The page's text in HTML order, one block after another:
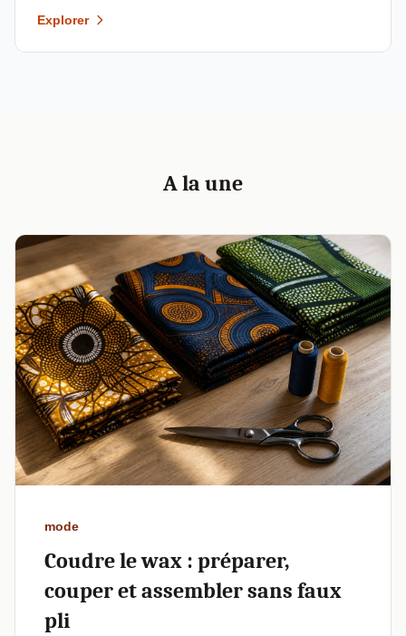
Explorer
A la une
mode
Coudre le wax : préparer,
couper et assembler sans faux
pli